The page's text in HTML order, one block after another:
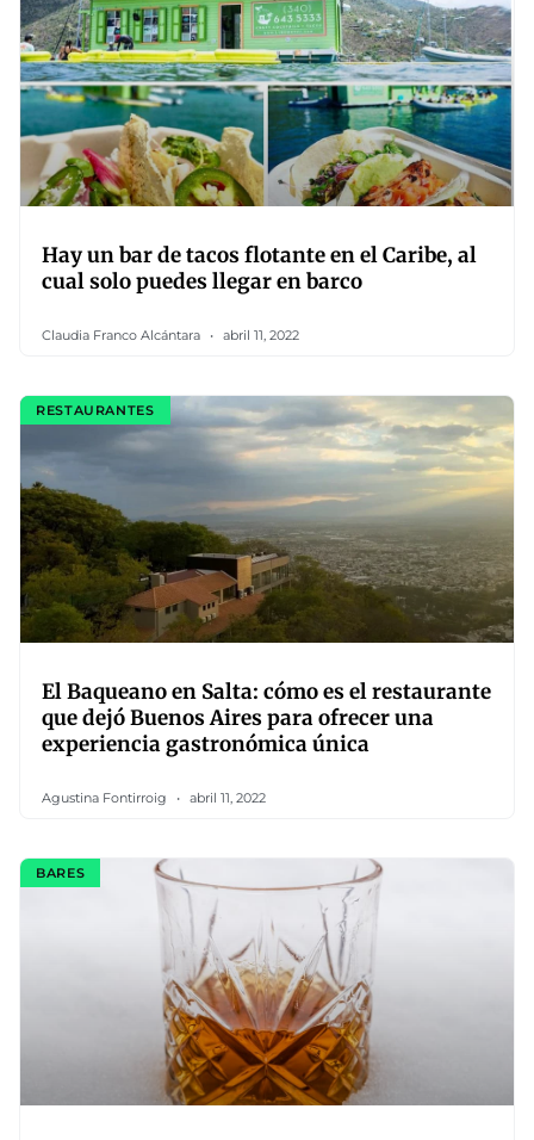
Hay un bar de tacos flotante en el Caribe, al
cual solo puedes llegar en barco
Claudia Franco Alcántara abril 11, 2022
RESTAURANTES
El Baqueano en Salta: cómo es el restaurante
que dejó Buenos Aires para ofrecer una
experiencia gastronómica única
Agustina Fontirroig abril 11, 2022
BARES